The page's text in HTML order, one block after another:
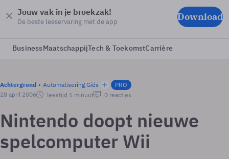
Jouw vak in je broekzak!
De beste leeservaring met de app Download
BusinessMaatschappijTech & ToekomstCarrière
Achtergrond Automatisering Gids
PRO
28 april 2006
leestijd 1 minuut 0 reacties
Nintendo doopt nieuwe
spelcomputer Wii